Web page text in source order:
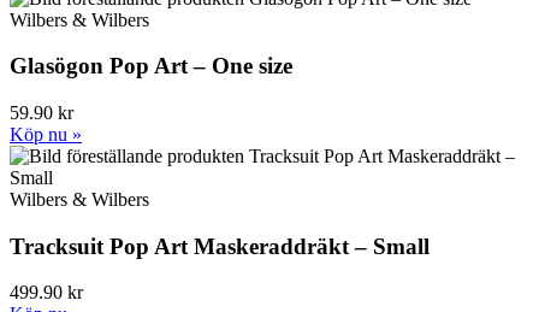
Wilbers & Wilbers
Glasögon Pop Art – One size
59.90 kr
Köp nu »
Wilbers & Wilbers
Tracksuit Pop Art Maskeraddräkt – Small
499.90 kr